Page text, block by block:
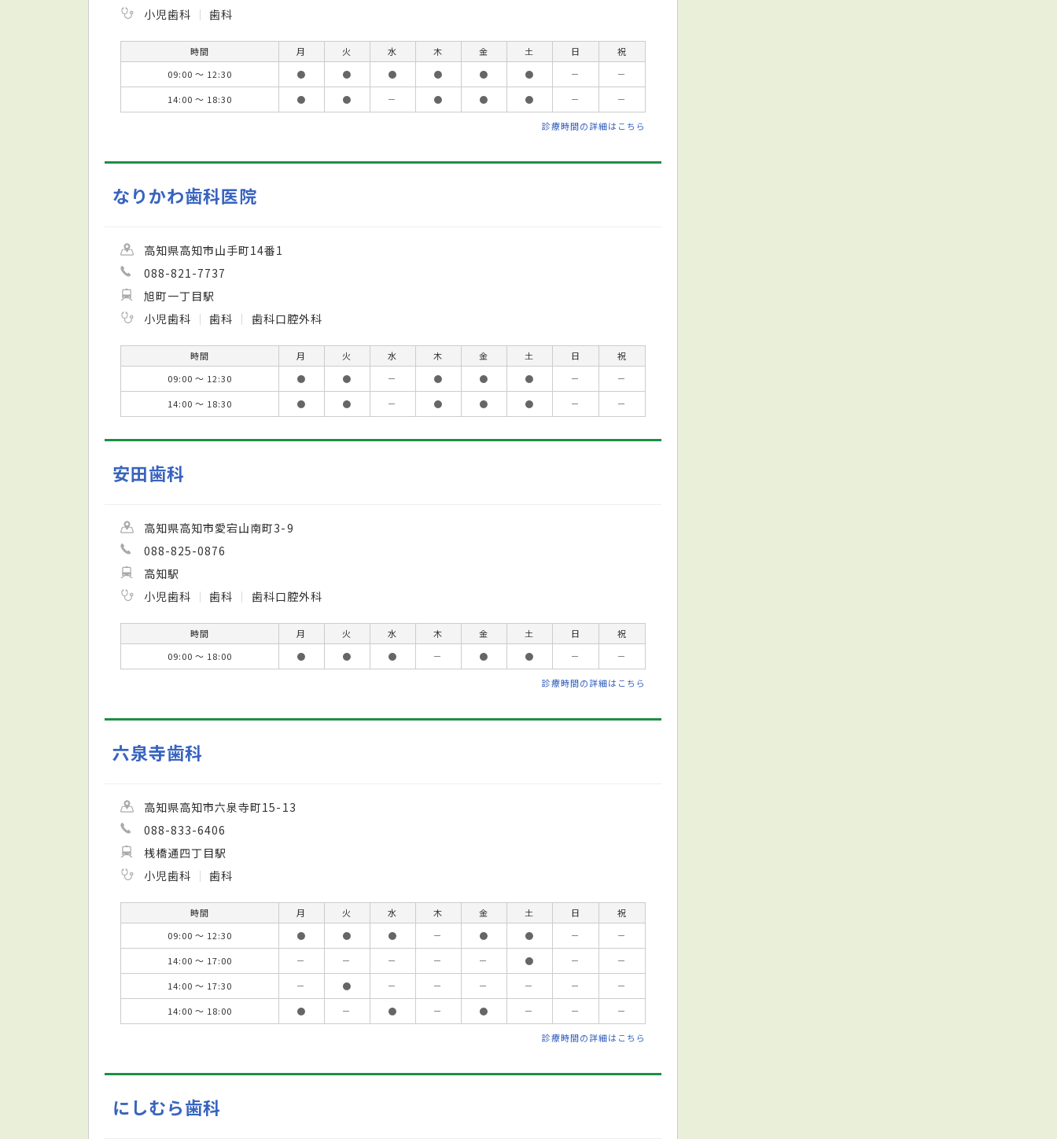
小児歯科
歯科
時間 月 火 水 木 金 土 日
祝
09:00 ～ 12:30
● ● ● ● ● ● －
－
14:00 ～ 18:30
● ● － ● ● ● － －
診療時間の詳細はこちら
なりかわ歯科医院
高知県高知市山手町14番1
088-821-7737
旭町一丁目駅
小児歯科
歯科 歯科口腔外科
時間 月 火 水 木 金 土 日
祝
09:00 ～ 12:30
● ● － ● ● ● －
－
14:00 ～ 18:30
● ● － ● ● ● － －
安田歯科
高知県高知市愛宕山南町3-9
088-825-0876
高知駅
小児歯科
歯科 歯科口腔外科
時間 月 火 水 木 金 土 日
祝
09:00 ～ 18:00
● ● ● － ● ● － －
診療時間の詳細はこちら
六泉寺歯科
高知県高知市六泉寺町15-13
088-833-6406
桟橋通四丁目駅
小児歯科
歯科
時間 月 火 水 木 金 土 日
祝
09:00 ～ 12:30
● ● ● － ● ● －
－
14:00 ～ 17:00
－ － － － － ● －
－
14:00 ～ 17:30
－ ● － － － － －
－
14:00 ～ 18:00
● － ● － ● － － －
診療時間の詳細はこちら
にしむら歯科